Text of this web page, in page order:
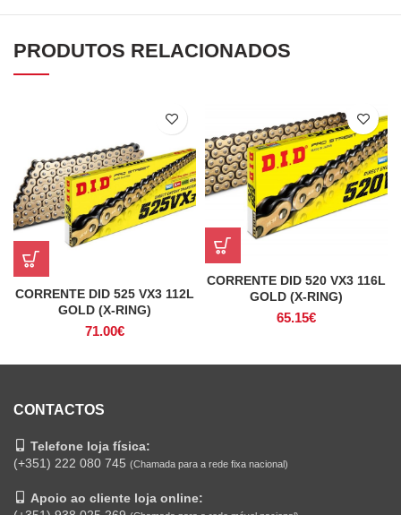
PRODUTOS RELACIONADOS
CORRENTE DID 525 VX3 112L
GOLD (X-RING)
71.00€
CORRENTE DID 520 VX3 116L
GOLD (X-RING)
65.15€
CONTACTOS
Telefone loja física:
(+351) 222 080 745 (Chamada para a rede fixa nacional)
Apoio ao cliente loja online: